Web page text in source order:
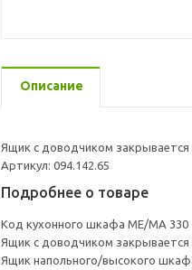
Описание
Ящик с доводчиком закрывается
Артикул: 094.142.65
Подробнее о товаре
Код кухонного шкафа ME/MA 330
Ящик с доводчиком закрывается
Ящик напольного/высокого